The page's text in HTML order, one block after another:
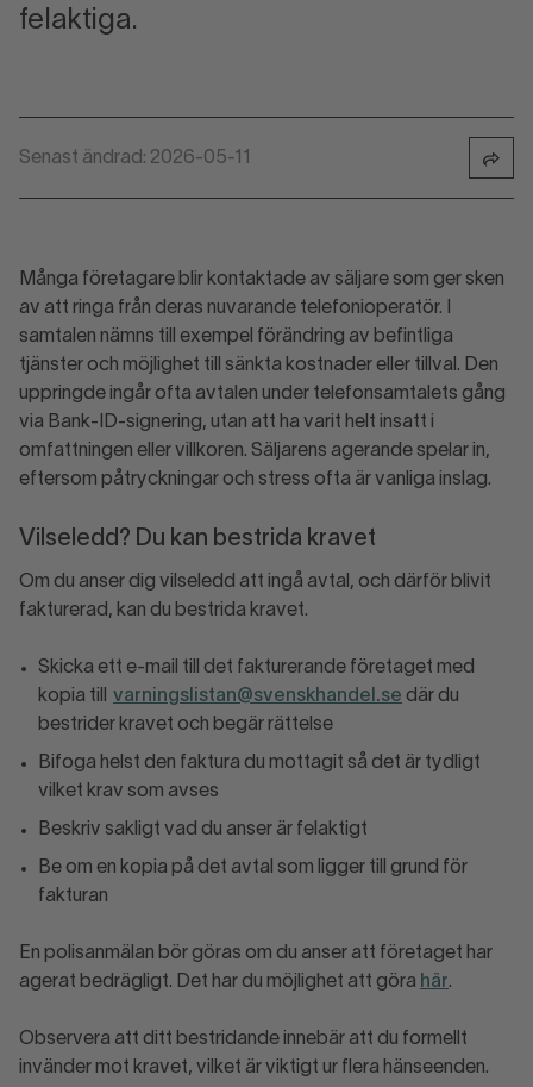
felaktiga.
Senast ändrad: 2026-05-11
Många företagare blir kontaktade av säljare som ger sken
av att ringa från deras nuvarande telefonioperatör. I
samtalen nämns till exempel förändring av befintliga
tjänster och möjlighet till sänkta kostnader eller tillval. Den
uppringde ingår ofta avtalen under telefonsamtalets gång
via Bank-ID-signering, utan att ha varit helt insatt i
omfattningen eller villkoren. Säljarens agerande spelar in,
eftersom påtryckningar och stress ofta är vanliga inslag.
Vilseledd? Du kan bestrida kravet
Om du anser dig vilseledd att ingå avtal, och därför blivit
fakturerad, kan du bestrida kravet.
Skicka ett e-mail till det fakturerande företaget med
kopia till varningslistan@svenskhandel.se där du
bestrider kravet och begär rättelse
Bifoga helst den faktura du mottagit så det är tydligt
vilket krav som avses
Beskriv sakligt vad du anser är felaktigt
Be om en kopia på det avtal som ligger till grund för
fakturan
En polisanmälan bör göras om du anser att företaget har
agerat bedrägligt. Det har du möjlighet att göra här.
Observera att ditt bestridande innebär att du formellt
invänder mot kravet, vilket är viktigt ur flera hänseenden.